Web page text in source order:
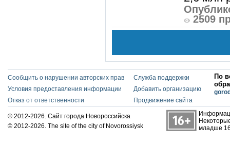
2509
Сообщить о нарушении авторских прав
Условия предоставления информации
Отказ от ответственности
Служба поддержки
Добавить организацию
Продвижение сайта
По
© 2012-2026. Сайт города Новороссийска
© 2012-2026. The site of the city of Novorossiysk
младше